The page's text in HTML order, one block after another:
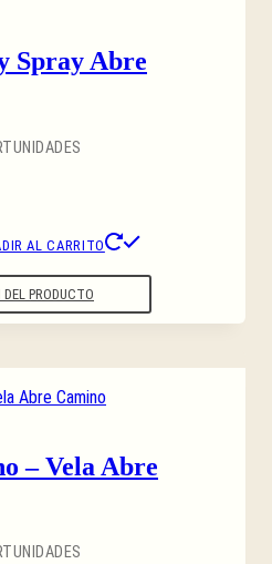
Spray Abre
AL CARRITO
PRODUCTO
– Vela Abre